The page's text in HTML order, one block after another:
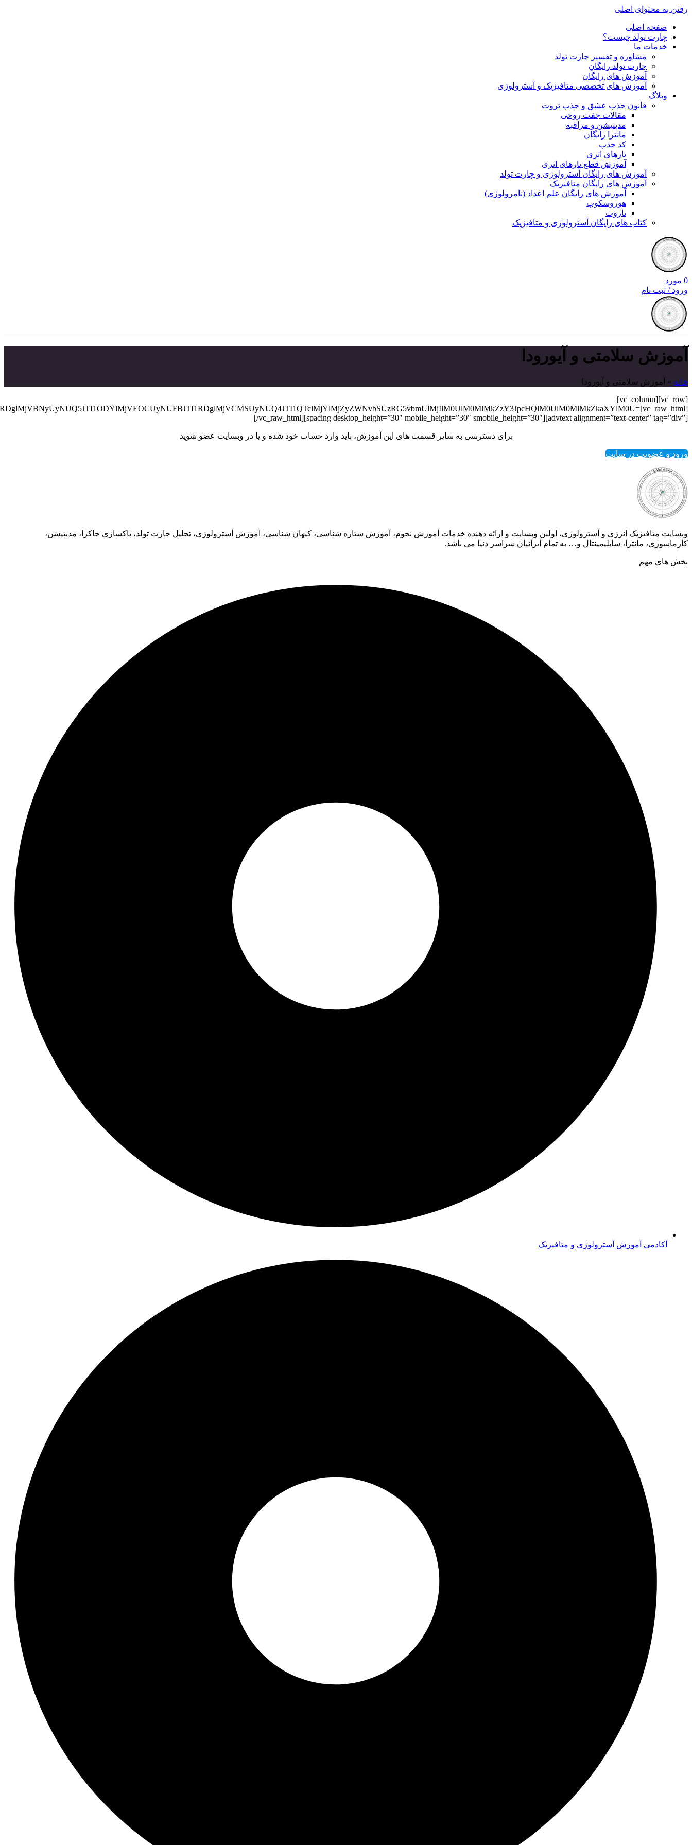
رفتن به محتوای اصلی
صفحه اصلی
چارت تولد چیست؟
خدمات ما
مشاوره و تفسیر چارت تولد
چارت تولد رایگان
آموزش های رایگان
آموزش های تخصصی متافیزیک و آسترولوژی
وبلاگ
قانون جذب عشق و جذب ثروت
مقالات جفت روحی
مدیتیشن و مراقبه
مانترا رایگان
کد جذب
تارهای اتری
آموزش قطع تارهای اتری
آموزش های رایگان آسترولوژی و چارت تولد
آموزش های رایگان متافیزیک
آموزش های رایگان علم اعداد (نامرولوژی)
هوروسکوپ
تاروت
کتاب های رایگان آسترولوژی و متافیزیک
0 مورد
ورود / ثبت نام
آموزش سلامتی و آیورودا
خانه »
آموزش سلامتی و آیورودا
[vc_row][vc_column]
[/vc_raw_html][spacing desktop_height=”30″ mobile_height=”30″ smobile_height=”30″][advtext alignment=”text-center” tag=”div”]
برای دسترسی به سایر قسمت های این آموزش، باید وارد حساب خود شده و یا در وبسایت عضو شوید
ورود و عضویت در سایت
وبسایت متافیزیک انرژی و آسترولوژی، اولین وبسایت و ارائه دهنده خدمات آموزش نجوم، آموزش ستاره شناسی، کیهان شناسی، آموزش آسترولوژی، تحلیل چارت تولد، پاکسازی چاکرا، مدیتیشن،
کارماسوزی، مانترا، سابلیمینتال و… به تمام ایرانیان سراسر دنیا می باشد.
بخش های مهم
آکادمی آموزش آسترولوژی و متافیزیک